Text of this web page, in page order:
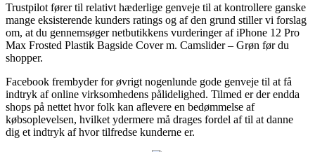
Trustpilot fører til relativt hæderlige genveje til at kontrollere ganske
mange eksisterende kunders ratings og af den grund stiller vi forslag
om, at du gennemsøger netbutikkens vurderinger af iPhone 12 Pro
Max Frosted Plastik Bagside Cover m. Camslider – Grøn før du
shopper.
Facebook frembyder for øvrigt nogenlunde gode genveje til at få
indtryk af online virksomhedens pålidelighed. Tilmed er der endda
shops på nettet hvor folk kan aflevere en bedømmelse af
købsoplevelsen, hvilket ydermere må drages fordel af til at danne
dig et indtryk af hvor tilfredse kunderne er.